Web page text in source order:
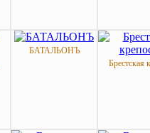
БАТАЛЬОНЪ
Брестская